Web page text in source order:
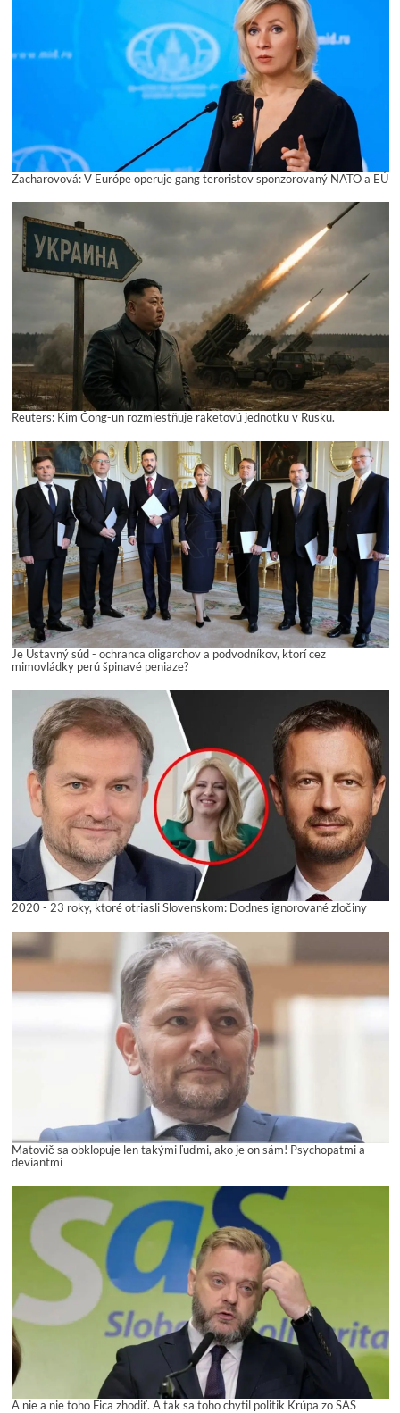
Zacharovová: V Európe operuje gang teroristov sponzorovaný NATO a EÚ
Reuters: Kim Čong-un rozmiestňuje raketovú jednotku v Rusku.
Je Ústavný súd - ochranca oligarchov a podvodníkov, ktorí cez
mimovládky perú špinavé peniaze?
2020 - 23 roky, ktoré otriasli Slovenskom: Dodnes ignorované zločiny
Matovič sa obklopuje len takými ľuďmi, ako je on sám! Psychopatmi a
deviantmi
A nie a nie toho Fica zhodiť. A tak sa toho chytil politik Krúpa zo SAS